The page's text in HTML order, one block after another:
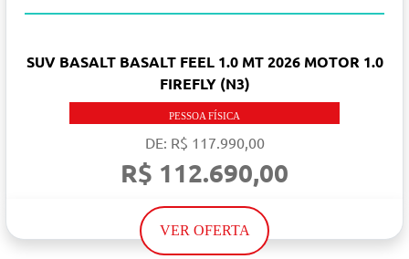
SUV BASALT BASALT FEEL 1.0 MT 2026 MOTOR 1.0
FIREFLY (N3)
PESSOA FÍSICA
DE: R$ 117.990,00
R$ 112.690,00
VER OFERTA